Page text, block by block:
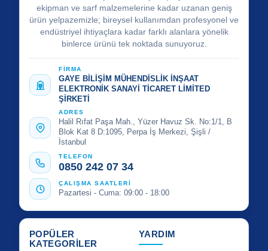
ekipman ve sarf malzemelerine kadar uzanan geniş
ürün yelpazemizle; bireysel kullanımdan profesyonel ve
endüstriyel ihtiyaçlara kadar farklı alanlara yönelik
binlerce ürünü tek noktada sunuyoruz.
FİRMA
GAYE BİLİŞİM MÜHENDİSLİK İNŞAAT
ELEKTRONİK SANAYİ TİCARET LİMİTED
ŞİRKETİ
ADRES
Halil Rıfat Paşa Mah., Yüzer Havuz Sk. No:1/1, B
Blok Kat 8 D:1095, Perpa İş Merkezi, Şişli /
İstanbul
TELEFON
0850 242 07 34
ÇALIŞMA SAATLERİ
Pazartesi - Cuma: 09:00 - 18:00
POPÜLER
KATEGORİLER
YARDIM